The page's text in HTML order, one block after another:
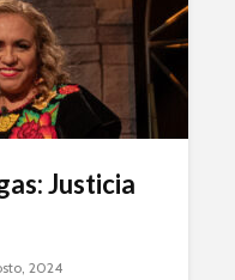
Justicia
2024